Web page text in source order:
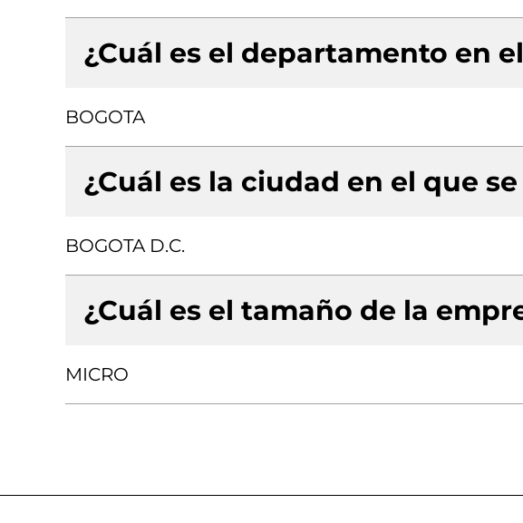
¿Cuál es el departamento en
BOGOTA
¿Cuál es la ciudad en el que
BOGOTA D.C.
¿Cuál es el tamaño de la
MICRO